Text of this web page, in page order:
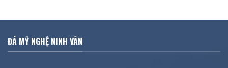
ĐÁ MỸ NGHỆ NINH VÂN